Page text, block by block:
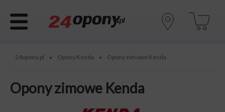
24opony.pl • Opony Kenda • Opony zimowe Kenda
Opony zimowe Kenda